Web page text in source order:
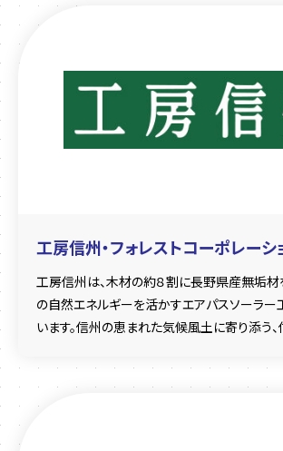
工房信州・フォレストコーポレーシ
工房信州は、木材の約８割に長野県産無垢材
の自然エネルギーを活かすエアパスソーラー
います。信州の恵まれた気候風土に寄り添う